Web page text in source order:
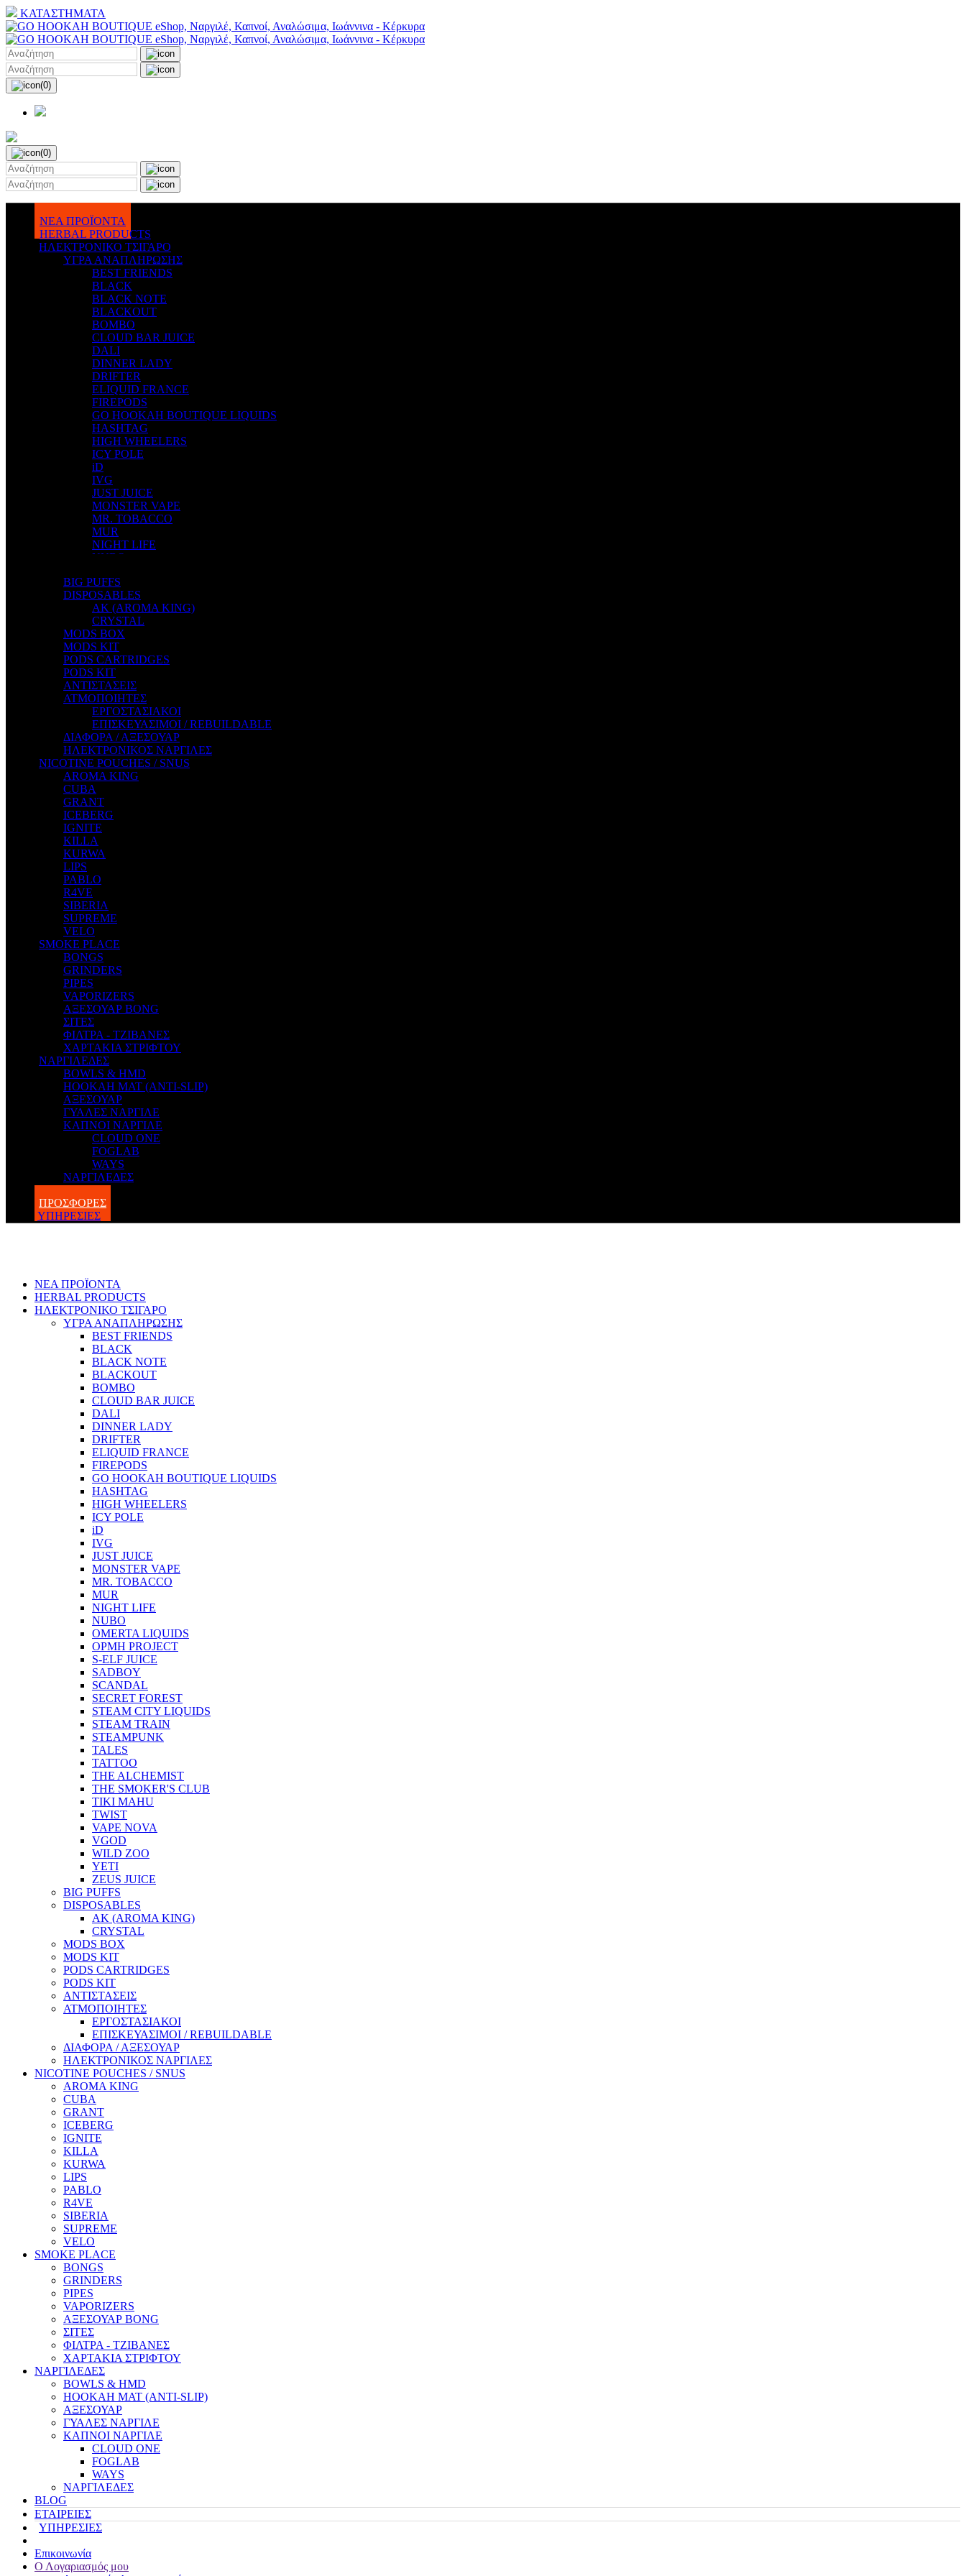
ΚΑΤΑΣΤΗΜΑΤΑ
(0)
(0)
ΝΕΑ ΠΡΟΪΟΝΤΑ
HERBAL PRODUCTS
ΗΛΕΚΤΡΟΝΙΚΟ ΤΣΙΓΑΡΟ
ΥΓΡΑ ΑΝΑΠΛΗΡΩΣΗΣ
BEST FRIENDS
BLACK
BLACK NOTE
BLACKOUT
BOMBO
CLOUD BAR JUICE
DALI
DINNER LADY
DRIFTER
ELIQUID FRANCE
FIREPODS
GO HOOKAH BOUTIQUE LIQUIDS
HASHTAG
HIGH WHEELERS
ICY POLE
iD
IVG
JUST JUICE
MONSTER VAPE
MR. TOBACCO
MUR
NIGHT LIFE
NUBO
OPMH PROJECT
S-ELF JUICE
SADBOY
SCANDAL
SECRET FOREST
STEAM CITY LIQUIDS
STEAM TRAIN
STEAMPUNK
TALES
TATTOO
THE ALCHEMIST
THE SMOKER'S CLUB
TIKI MAHU
TWIST
VAPE NOVA
VGOD
WILD ZOO
YETI
ZEUS JUICE
BIG PUFFS
DISPOSABLES
AK (AROMA KING)
CRYSTAL
MODS BOX
MODS KIT
PODS CARTRIDGES
PODS KIT
ΑΝΤΙΣΤΑΣΕΙΣ
ΑΤΜΟΠΟΙΗΤΕΣ
ΕΡΓΟΣΤΑΣΙΑΚΟΙ
ΕΠΙΣΚΕΥΑΣΙΜΟΙ / REBUILDABLE
ΔΙΑΦΟΡΑ / ΑΞΕΣΟΥΑΡ
ΗΛΕΚΤΡΟΝΙΚΟΣ ΝΑΡΓΙΛΕΣ
NICOTINE POUCHES / SNUS
AROMA KING
CUBA
GRANT
ICEBERG
IGNITE
KILLA
KURWA
LIPS
PABLO
R4VE
SIBERIA
SUPREME
VELO
SMOKE PLACE
BONGS
GRINDERS
PIPES
VAPORIZERS
ΑΞΕΣΟΥΑΡ BONG
ΣΙΤΕΣ
ΦΙΛΤΡΑ - ΤΖΙΒΑΝΕΣ
ΧΑΡΤΑΚΙΑ ΣΤΡΙΦΤΟΥ
ΝΑΡΓΙΛΕΔΕΣ
BOWLS & HMD
HOOKAH MAT (ANTI-SLIP)
ΑΞΕΣΟΥΑΡ
ΓΥΑΛΕΣ ΝΑΡΓΙΛΕ
ΚΑΠΝΟΙ ΝΑΡΓΙΛΕ
CLOUD ONE
FOGLAB
WAYS
ΝΑΡΓΙΛΕΔΕΣ
ΠΡΟΣΦΟΡΕΣ
ΥΠΗΡΕΣΙΕΣ
ΝΕΑ ΠΡΟΪΟΝΤΑ
HERBAL PRODUCTS
ΗΛΕΚΤΡΟΝΙΚΟ ΤΣΙΓΑΡΟ
ΥΓΡΑ ΑΝΑΠΛΗΡΩΣΗΣ
BEST FRIENDS
BLACK
BLACK NOTE
BLACKOUT
BOMBO
CLOUD BAR JUICE
DALI
DINNER LADY
DRIFTER
ELIQUID FRANCE
FIREPODS
GO HOOKAH BOUTIQUE LIQUIDS
HASHTAG
HIGH WHEELERS
ICY POLE
iD
IVG
JUST JUICE
MONSTER VAPE
MR. TOBACCO
MUR
NIGHT LIFE
NUBO
OMERTA LIQUIDS
OPMH PROJECT
S-ELF JUICE
SADBOY
SCANDAL
SECRET FOREST
STEAM CITY LIQUIDS
STEAM TRAIN
STEAMPUNK
TALES
TATTOO
THE ALCHEMIST
THE SMOKER'S CLUB
TIKI MAHU
TWIST
VAPE NOVA
VGOD
WILD ZOO
YETI
ZEUS JUICE
BIG PUFFS
DISPOSABLES
AK (AROMA KING)
CRYSTAL
MODS BOX
MODS KIT
PODS CARTRIDGES
PODS KIT
ΑΝΤΙΣΤΑΣΕΙΣ
ΑΤΜΟΠΟΙΗΤΕΣ
ΕΡΓΟΣΤΑΣΙΑΚΟΙ
ΕΠΙΣΚΕΥΑΣΙΜΟΙ / REBUILDABLE
ΔΙΑΦΟΡΑ / ΑΞΕΣΟΥΑΡ
ΗΛΕΚΤΡΟΝΙΚΟΣ ΝΑΡΓΙΛΕΣ
NICOTINE POUCHES / SNUS
AROMA KING
CUBA
GRANT
ICEBERG
IGNITE
KILLA
KURWA
LIPS
PABLO
R4VE
SIBERIA
SUPREME
VELO
SMOKE PLACE
BONGS
GRINDERS
PIPES
VAPORIZERS
ΑΞΕΣΟΥΑΡ BONG
ΣΙΤΕΣ
ΦΙΛΤΡΑ - ΤΖΙΒΑΝΕΣ
ΧΑΡΤΑΚΙΑ ΣΤΡΙΦΤΟΥ
ΝΑΡΓΙΛΕΔΕΣ
BOWLS & HMD
HOOKAH MAT (ANTI-SLIP)
ΑΞΕΣΟΥΑΡ
ΓΥΑΛΕΣ ΝΑΡΓΙΛΕ
ΚΑΠΝΟΙ ΝΑΡΓΙΛΕ
CLOUD ONE
FOGLAB
WAYS
ΝΑΡΓΙΛΕΔΕΣ
BLOG
ΕΤΑΙΡΕΙΕΣ
ΥΠΗΡΕΣΙΕΣ
Επικοινωνία
Ο Λογαριασμός μου